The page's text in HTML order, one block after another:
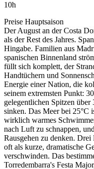
10h
Preise Hauptsaison
Der August an der Costa
als der Rest des Jahres.
Hingabe. Familien aus
spanischen Binnenland
füllt sich komplett, der
Handtüchern und
Energie einer Nation, die
seinem extremsten Punkt:
gelegentlichen Spitzen über
sinken. Das Meer bei 25°C
wirklich warmes
nach Luft zu schnappen,
Rausgehen zu denken. Drei
oft als kurze, dramatische
verschwinden. Das
Torredembarra's Festa